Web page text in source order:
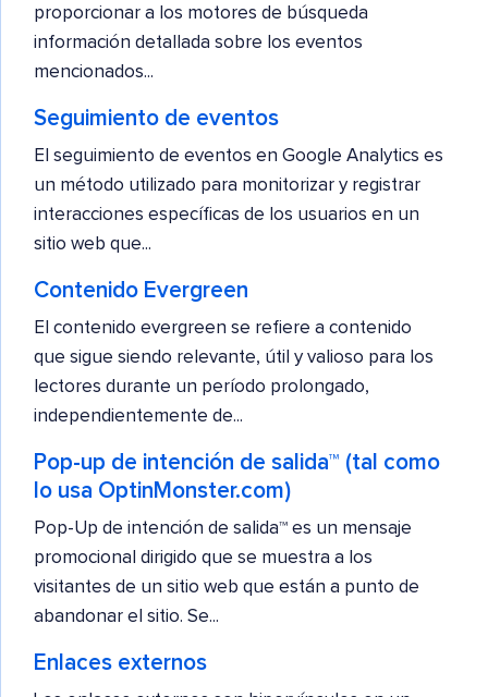
proporcionar a los motores de búsqueda
información detallada sobre los eventos
mencionados...
Seguimiento de eventos
El seguimiento de eventos en Google Analytics es
un método utilizado para monitorizar y registrar
interacciones específicas de los usuarios en un
sitio web que...
Contenido Evergreen
El contenido evergreen se refiere a contenido
que sigue siendo relevante, útil y valioso para los
lectores durante un período prolongado,
independientemente de...
Pop-up de intención de salida™ (tal como
lo usa OptinMonster.com)
Pop-Up de intención de salida™ es un mensaje
promocional dirigido que se muestra a los
visitantes de un sitio web que están a punto de
abandonar el sitio. Se...
Enlaces externos